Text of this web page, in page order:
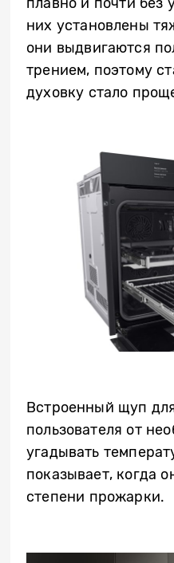
них установлены
они выдвигаются
трением, поэтому
духовку стало
Встроенный щуп
пользователя от
угадывать
показывает, когда
степени прожарки.